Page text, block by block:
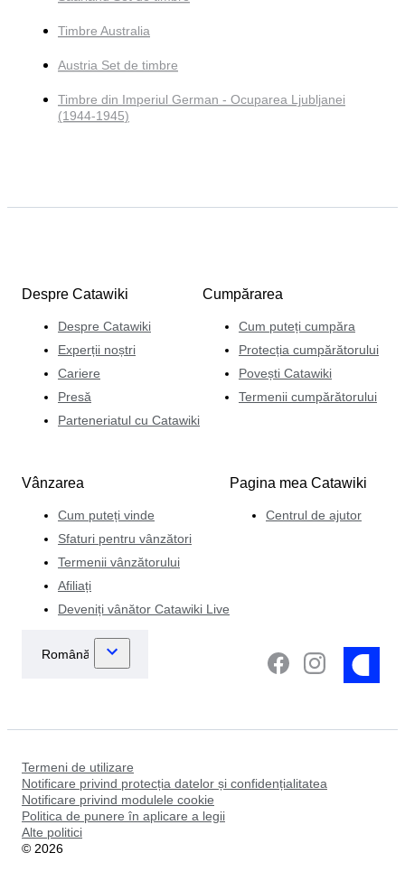
Timbre Australia
Austria Set de timbre
Timbre din Imperiul German - Ocuparea Ljubljanei
(1944-1945)
Despre Catawiki
Despre Catawiki
Experții noștri
Cariere
Presă
Parteneriatul cu Catawiki
Cumpărarea
Cum puteți cumpăra
Protecția cumpărătorului
Povești Catawiki
Termenii cumpărătorului
Vânzarea
Cum puteți vinde
Sfaturi pentru vânzători
Termenii vânzătorului
Afiliați
Deveniți vânător Catawiki Live
Pagina mea Catawiki
Centrul de ajutor
Termeni de utilizare
Notificare privind protecția datelor și confidențialitatea
Notificare privind modulele cookie
Politica de punere în aplicare a legii
Alte politici
© 2026